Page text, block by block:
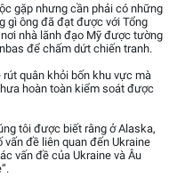
gặp nhưng cần phải có những
gì ông đã đạt được với Tổng
nhà lãnh đạo Mỹ được tường
để chấm dứt chiến tranh.
quân khỏi bốn khu vực mà
hoàn toàn kiểm soát được
tôi được biết rằng ở Alaska,
đề liên quan đến Ukraine
vấn đề của Ukraine và Âu